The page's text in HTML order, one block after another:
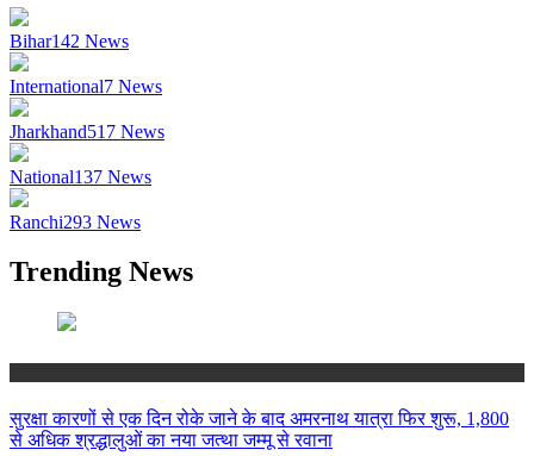
Bihar142 News
International7 News
Jharkhand517 News
National137 News
Ranchi293 News
Trending News
सुरक्षा कारणों से एक दिन रोके जाने के बाद अमरनाथ यात्रा फिर शुरू, 1,800
से अधिक श्रद्धालुओं का नया जत्था जम्मू से रवाना